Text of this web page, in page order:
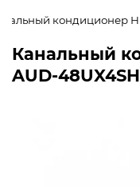
кондиционер
Канальный
AUD-